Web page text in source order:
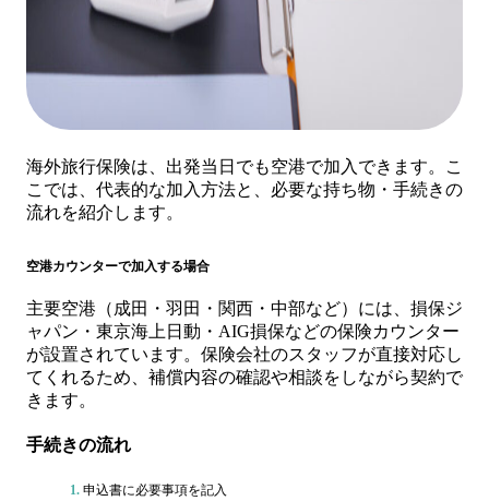
海外旅行保険は、出発当日でも空港で加入できます。こ
こでは、代表的な加入方法と、必要な持ち物・手続きの
流れを紹介します。
空港カウンターで加入する場合
主要空港（成田・羽田・関西・中部など）には、損保ジ
ャパン・東京海上日動・AIG損保などの保険カウンター
が設置されています。保険会社のスタッフが直接対応し
てくれるため、補償内容の確認や相談をしながら契約で
きます。
手続きの流れ
申込書に必要事項を記入